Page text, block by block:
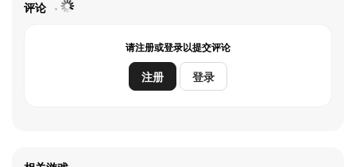
评论
请注册或登录以提交评论
注册 登录